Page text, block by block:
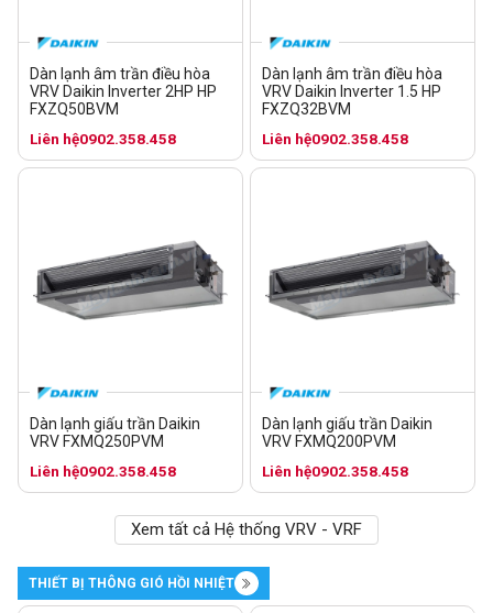
Dàn lạnh âm trần điều hòa
VRV Daikin Inverter 2HP HP
FXZQ50BVM
Liên hệ0902.358.458
Dàn lạnh âm trần điều hòa
VRV Daikin Inverter 1.5 HP
FXZQ32BVM
Liên hệ0902.358.458
Dàn lạnh giấu trần Daikin
VRV FXMQ250PVM
Liên hệ0902.358.458
Dàn lạnh giấu trần Daikin
VRV FXMQ200PVM
Liên hệ0902.358.458
Xem tất cả Hệ thống VRV - VRF
THIẾT BỊ THÔNG GIÓ HỒI NHIỆT